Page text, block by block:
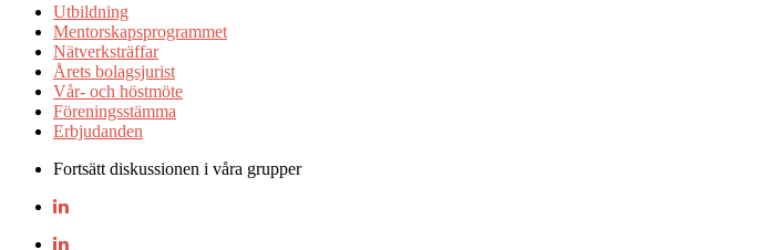
Utbildning
Mentorskapsprogrammet
Nätverksträffar
Årets bolagsjurist
Vår- och höstmöte
Föreningsstämma
Erbjudanden
Fortsätt diskussionen i våra grupper